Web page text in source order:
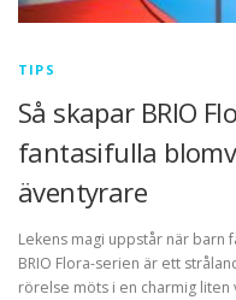
TIPS
Så skapar BRIO
fantasifulla
äventyrare
Lekens magi uppstår när barn
BRIO Flora-serien är ett
rörelse möts i en charmig liten